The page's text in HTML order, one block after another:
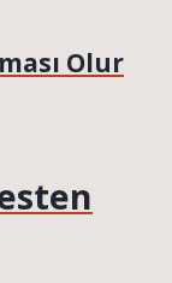
Olur